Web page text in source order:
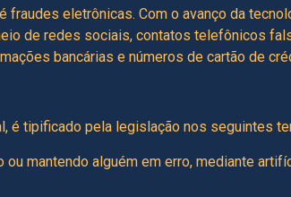
eletrônicas. Com o avanço da
de redes sociais, contatos telefônicos
bancárias e números de cartão de
é tipificado pela legislação nos seguintes
mantendo alguém em erro, mediante